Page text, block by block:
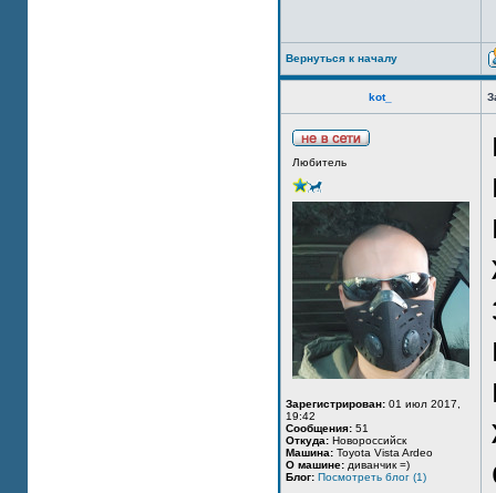
Вернуться к началу
kot_
Любитель
Зарегистрирован: 01 июл 2017,
19:42
Сообщения: 51
Откуда: Новороссийск
Машина: Toyota Vista Ardeo
О машине: диванчик =)
Блог: Посмотреть блог (1)